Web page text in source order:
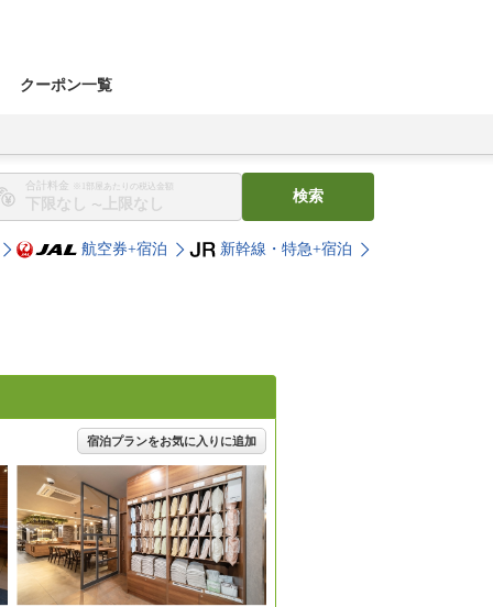
クーポン一覧
合計料金 ※1部屋あたりの税込金額
〜
検索
航空券+宿泊 新幹線・特急+宿泊
宿泊プランをお気に入りに追加